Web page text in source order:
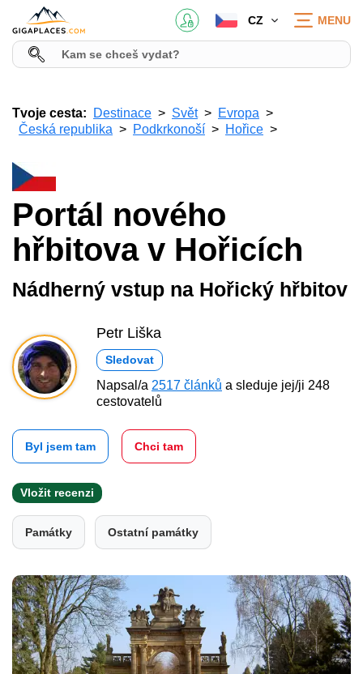
CZ MENU
Tvoje cesta: Destinace Svět
Evropa
Česká republika
Podkrkonoší Hořice
Portál nového
hřbitova v Hořicích
Nádherný vstup na Hořický hřbitov
Petr Liška
Sledovat
Napsal/a 2517 článků a sleduje jej/ji 248
cestovatelů
Byl jsem tam Chci tam
Vložit recenzi
Památky Ostatní památky